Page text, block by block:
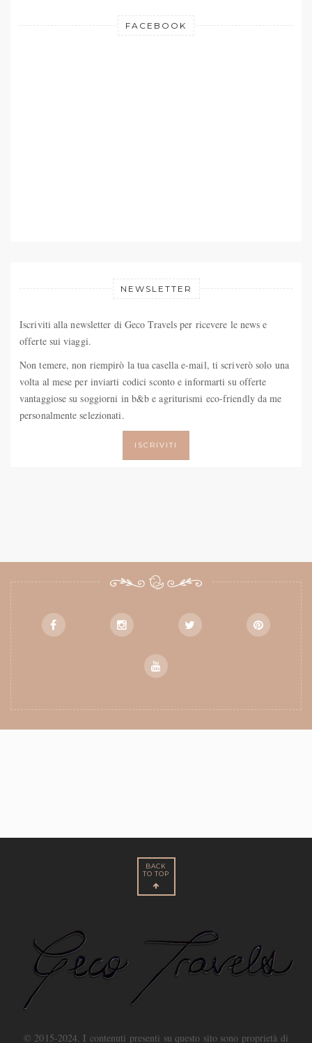
FACEBOOK
NEWSLETTER
Iscriviti alla newsletter di Geco Travels per ricevere le news e
offerte sui viaggi.
Non temere, non riempirò la tua casella e-mail, ti scriverò solo una
volta al mese per inviarti codici sconto e informarti su offerte
vantaggiose su soggiorni in b&b e agriturismi eco-friendly da me
personalmente selezionati.
BACK
TO TOP
© 2015-2024. I contenuti presenti su questo sito sono proprietà di